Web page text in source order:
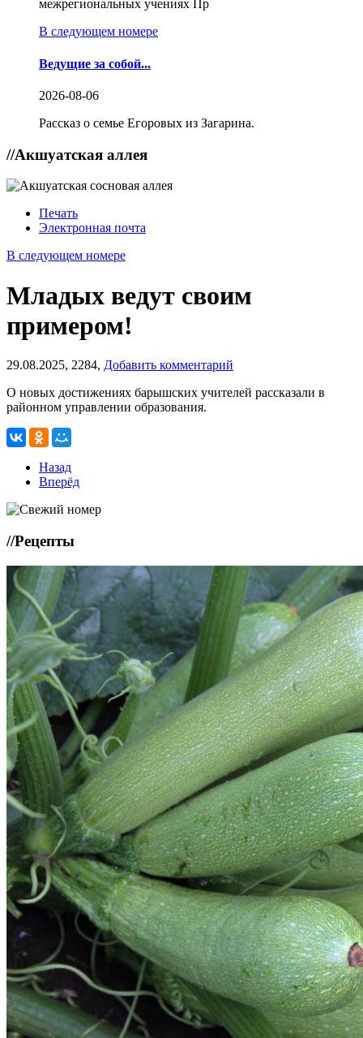
межрегиональных учениях Пр
В следующем номере
Ведущие за собой...
2026-08-06
Рассказ о семье Егоровых из Загарина.
//Акшуатская аллея
Печать
Электронная почта
В следующем номере
Младых ведут своим
примером!
29.08.2025, 2284, Добавить комментарий
О новых достижениях барышских учителей рассказали в
районном управлении образования.
Назад
Вперёд
//Рецепты